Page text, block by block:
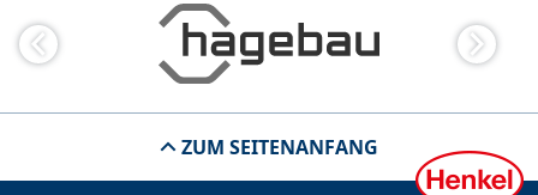
Previous Next
ZUM SEITENANFANG